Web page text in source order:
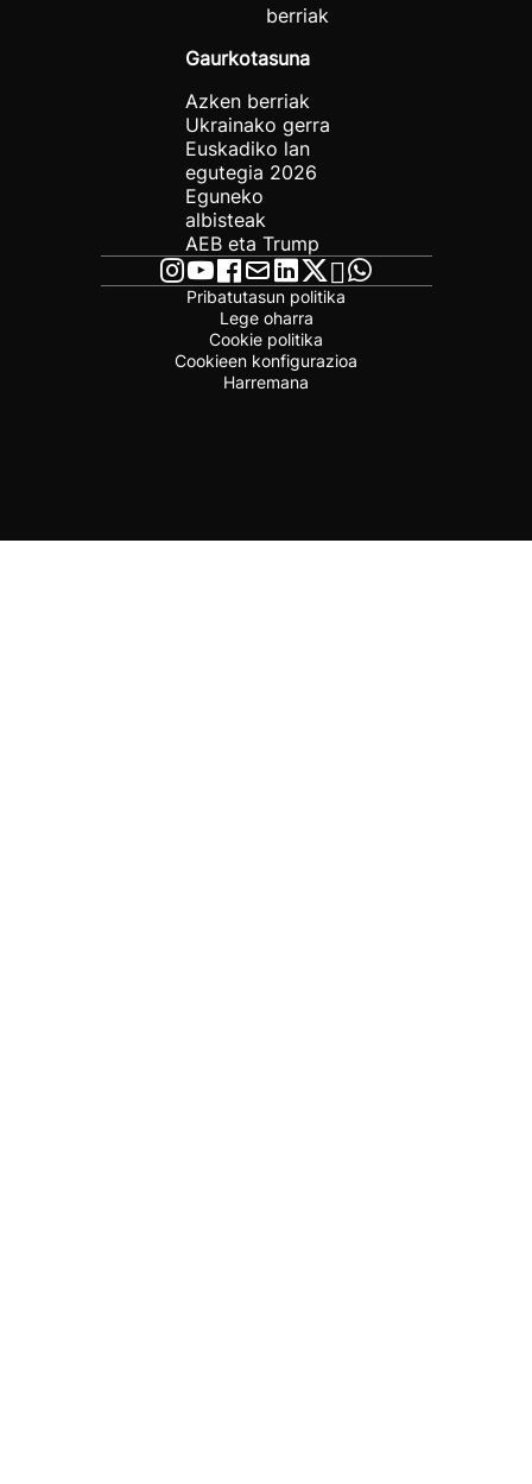
berriak
Gaurkotasuna
Azken berriak
Ukrainako gerra
Euskadiko lan
egutegia 2026
Eguneko
albisteak
AEB eta Trump
Pribatutasun politika
Lege oharra
Cookie politika
Cookieen konfigurazioa
Harremana